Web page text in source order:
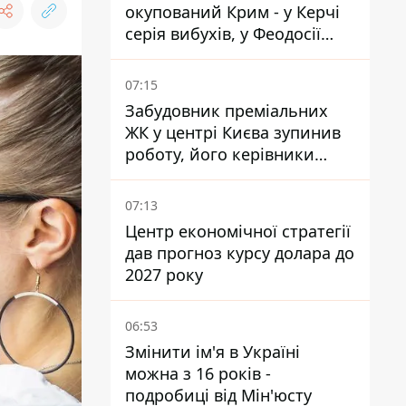
окупований Крим - у Керчі
серія вибухів, у Феодосії
пожежа
07:15
Забудовник преміальних
ЖК у центрі Києва зупинив
роботу, його керівники
втекли з України - Bihus.info
07:13
Центр економічної стратегії
дав прогноз курсу долара до
2027 року
06:53
Змінити ім'я в Україні
можна з 16 років -
подробиці від Мін'юсту